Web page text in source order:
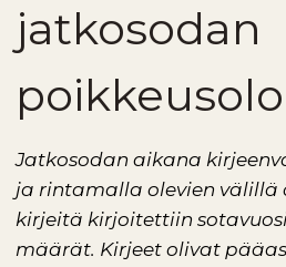
jatkosodan
Jatkosodan aikana
ja rintamalla olevien välillä
kirjeitä kirjoitettiin
määrät. Kirjeet olivat